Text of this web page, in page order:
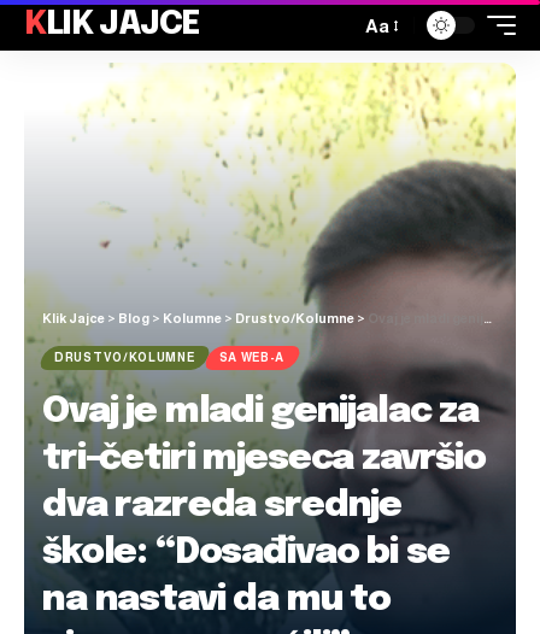
KLIK JAJCE Aa
Klik Jajce > Blog > Kolumne > Drustvo/Kolumne >
DRUSTVO/KOLUMNE SA WEB-A
Ovaj je mladi genijalac za
tri-četiri mjeseca završio
dva razreda srednje
škole: “Dosađivao bi se
na nastavi da mu to